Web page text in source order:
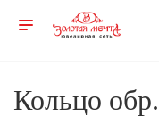
Кольцо обр.